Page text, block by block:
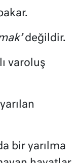
değildir.
varoluş
bir yarılma